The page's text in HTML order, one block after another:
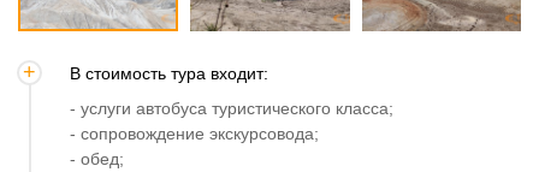
В стоимость тура входит:
- услуги автобуса туристического класса;
- сопровождение экскурсовода;
- обед;